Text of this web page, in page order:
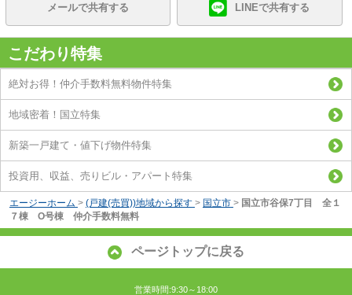
メールで共有する LINEで共有する
こだわり特集
絶対お得！仲介手数料無料物件特集
地域密着！国立特集
新築一戸建て・値下げ物件特集
投資用、収益、売りビル・アパート特集
エージーホーム > (戸建(売買))地域から探す > 国立市 > 国立市谷保7丁目 全１
７棟 O号棟 仲介手数料無料
ページトップに戻る
営業時間:9:30～18:00